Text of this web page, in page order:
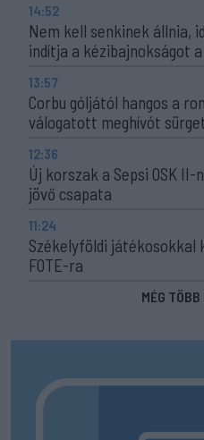
14:52
Nem kell senkinek állnia,
indítja a kézibajnokságot
13:57
Corbu góljától hangos a
válogatott meghívót
12:36
Új korszak a Sepsi OSK
jövő csapata
11:24
Székelyföldi játékosokkal
FOTE-ra
MÉG